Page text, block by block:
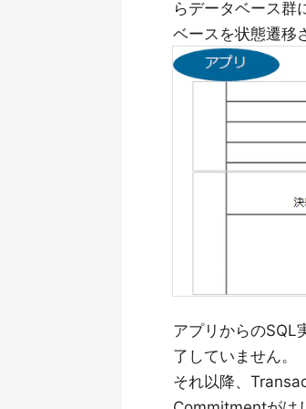
らデータベース群
ベースを状態遷移
アプリからのSQL
了していません。
それ以降、